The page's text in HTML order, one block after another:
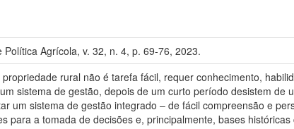
Política Agrícola, v. 32, n. 4, p. 69-76, 2023.
rural não é tarefa fácil, requer conhecimento,
sistema de gestão, depois de um curto período desistem
um sistema de gestão integrado – de fácil compreensão e
para a tomada de decisões e, principalmente, bases